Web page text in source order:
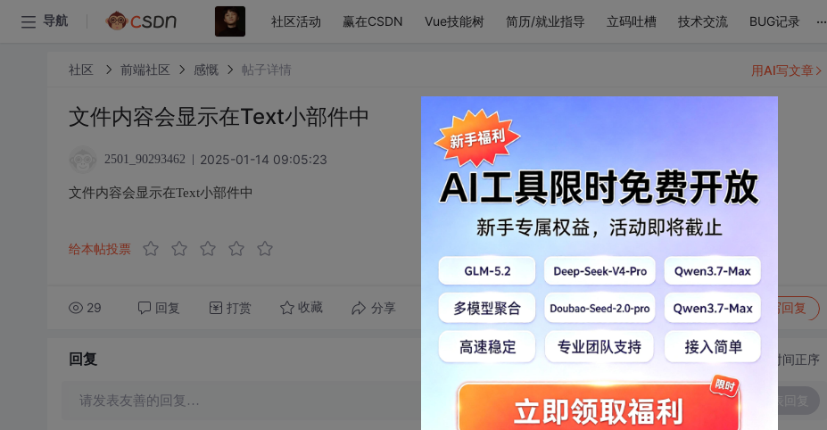
导航 社区活动 赢在CSDN Vue技能树 简历/就业指导 立码吐槽 技术交流 BUG记录 ...
社区 前端社区 感慨 帖子详情
文件内容会显示在Text小部件中
2501_90293462 2025-01-14 09:05:23
文件内容会显示在Text小部件中
给本帖投票
29 回复 打赏 收藏 分享 转发到动态 举报 写回复
用AI写文章
回复 切换为时间正序
请发表友善的回复…